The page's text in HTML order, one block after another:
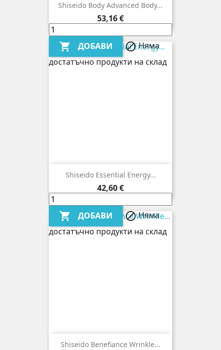
Shiseido Body Advanced Body...
Цена
53,16 €
 ДОБАВИ Няма
достатъчно продукти на склад
Shiseido Essential Energy...
Цена
42,60 €
 ДОБАВИ Няма
достатъчно продукти на склад
Shiseido Benefiance Wrinkle...